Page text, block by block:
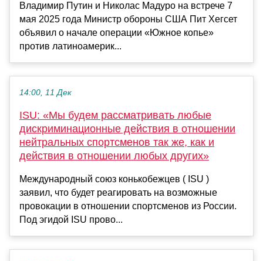
Владимир Путин и Николас Мадуро на встрече 7
мая 2025 года Министр обороны США Пит Хегсет
объявил о начале операции «Южное копье»
против латиноамерик...
14:00, 11 Дек
ISU: «Мы будем рассматривать любые
дискриминационные действия в отношении
нейтральных спортсменов так же, как и
действия в отношении любых других»
Международный союз конькобежцев ( ISU )
заявил, что будет реагировать на возможные
провокации в отношении спортсменов из России.
Под эгидой ISU прово...